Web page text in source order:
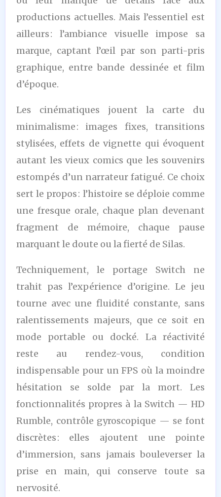
productions actuelles. Mais l’essentiel est
ailleurs : l’ambiance visuelle impose sa
marque, captant l’œil par son parti-pris
graphique, entre bande dessinée et film
d’époque.
Les cinématiques jouent la carte du
minimalisme : images fixes, transitions
stylisées, effets de vignette qui évoquent
autant les vieux comics que les souvenirs
estompés d’un narrateur fatigué. Ce choix
sert le propos : l’histoire se déploie comme
une fresque orale, chaque plan devenant
fragment de mémoire, chaque pause
marquant le doute ou la fierté de Silas.
Techniquement, le portage Switch ne
trahit pas l’expérience d’origine. Le jeu
tourne avec une fluidité constante, sans
ralentissements majeurs, que ce soit en
mode portable ou docké. La réactivité
reste au rendez-vous, condition
indispensable pour un FPS où la moindre
hésitation se solde par la mort. Les
fonctionnalités propres à la Switch — HD
Rumble, contrôle gyroscopique — se font
discrètes : elles ajoutent une pointe
d’immersion, sans jamais bouleverser la
prise en main, qui conserve toute sa
nervosité.